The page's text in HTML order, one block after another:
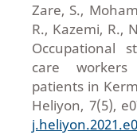
Zare, S.,
R., Kazemi, R.,
Occupational
care workers
patients in
Heliyon, 7(5),